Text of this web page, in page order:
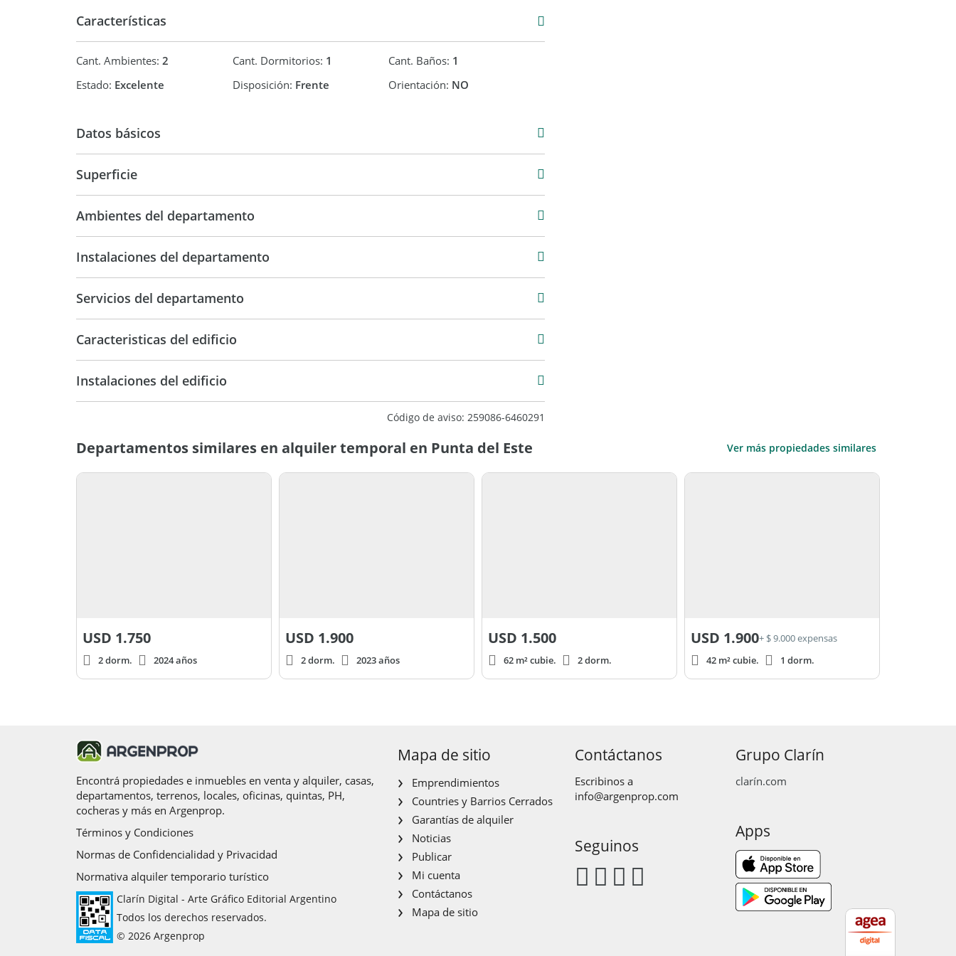
Características
Cant. Ambientes: 2 Cant. Dormitorios: 1 Cant. Baños: 1
Estado: Excelente Disposición: Frente Orientación: NO
Datos básicos
Departamento
Superficie
Ambientes del departamento
Instalaciones del departamento
Servicios del departamento
Caracteristicas del edificio
Instalaciones del edificio
Código de aviso: 259086-6460291
Departamentos similares en alquiler temporal en Punta del Este Ver más propiedades similares
USD 1.750
2 dorm. 2024 años
USD 1.900
2 dorm. 2023 años
USD 1.500
62 m² cubie. 2 dorm.
USD 1.900+ $ 9.000 expensas
42 m² cubie.
1 dorm.
Encontrá propiedades e inmuebles en venta y alquiler, casas,
departamentos, terrenos, locales, oficinas, quintas, PH,
cocheras y más en Argenprop.
Términos y Condiciones
Normas de Confidencialidad y Privacidad
Normativa alquiler temporario turístico
Clarín Digital - Arte Gráfico Editorial Argentino
Todos los derechos reservados.
© 2026 Argenprop
Mapa de sitio
Emprendimientos
Countries y Barrios Cerrados
Garantías de alquiler
Noticias
Publicar
Mi cuenta
Contáctanos
Mapa de sitio
Contáctanos
Escribinos a
info@argenprop.com
Seguinos
Grupo Clarín
clarín.com
Apps